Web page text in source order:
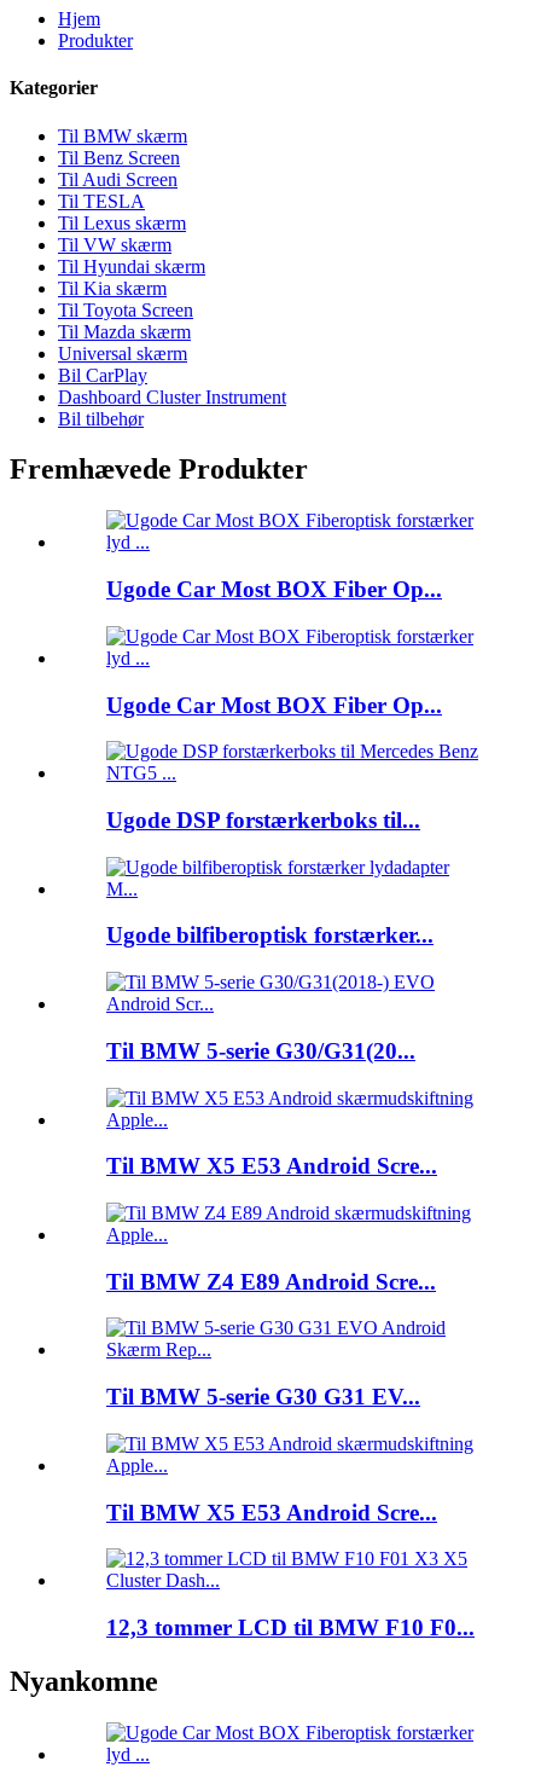
Hjem
Produkter
Kategorier
Til BMW skærm
Til Benz Screen
Til Audi Screen
Til TESLA
Til Lexus skærm
Til VW skærm
Til Hyundai skærm
Til Kia skærm
Til Toyota Screen
Til Mazda skærm
Universal skærm
Bil CarPlay
Dashboard Cluster Instrument
Bil tilbehør
Fremhævede Produkter
Ugode Car Most BOX Fiber Op...
Ugode Car Most BOX Fiber Op...
Ugode DSP forstærkerboks til...
Ugode bilfiberoptisk forstærker...
Til BMW 5-serie G30/G31(20...
Til BMW X5 E53 Android Scre...
Til BMW Z4 E89 Android Scre...
Til BMW 5-serie G30 G31 EV...
Til BMW X5 E53 Android Scre...
12,3 tommer LCD til BMW F10 F0...
Nyankomne